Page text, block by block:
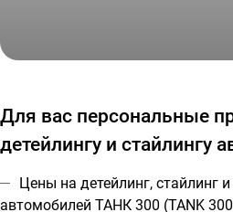
Для вас персональные
детейлингу и стайлингу
Цены на детейлинг, стайлинг
автомобилей ТАНК 300 (TANK